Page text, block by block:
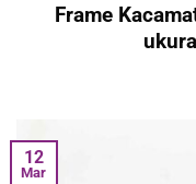
Frame
12
Mar